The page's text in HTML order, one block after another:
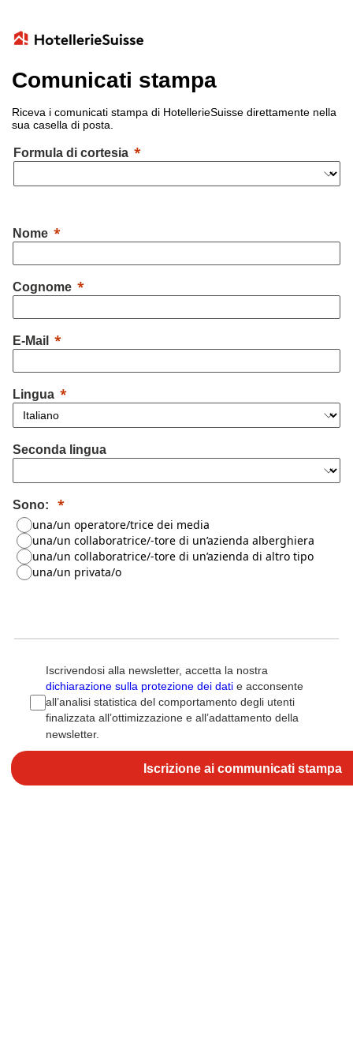
Comunicati stampa
Riceva i comunicati stampa di HotellerieSuisse direttamente nella
sua casella di posta.
Formula di cortesia
Nome
Cognome
E-Mail
Lingua
Seconda lingua
Sono:
una/un operatore/trice dei media
una/un collaboratrice/-tore di un’azienda alberghiera
una/un collaboratrice/-tore di un’azienda di altro tipo
una/un privata/o
Iscrivendosi alla newsletter, accetta la nostra
dichiarazione sulla protezione dei dati e acconsente
all’analisi statistica del comportamento degli utenti
finalizzata all’ottimizzazione e all’adattamento della
newsletter.
Iscrizione ai communicati stampa